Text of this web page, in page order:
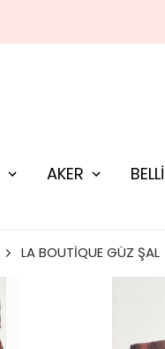
AKER BELLİ
LA BOUTİQUE GÜZ ŞAL